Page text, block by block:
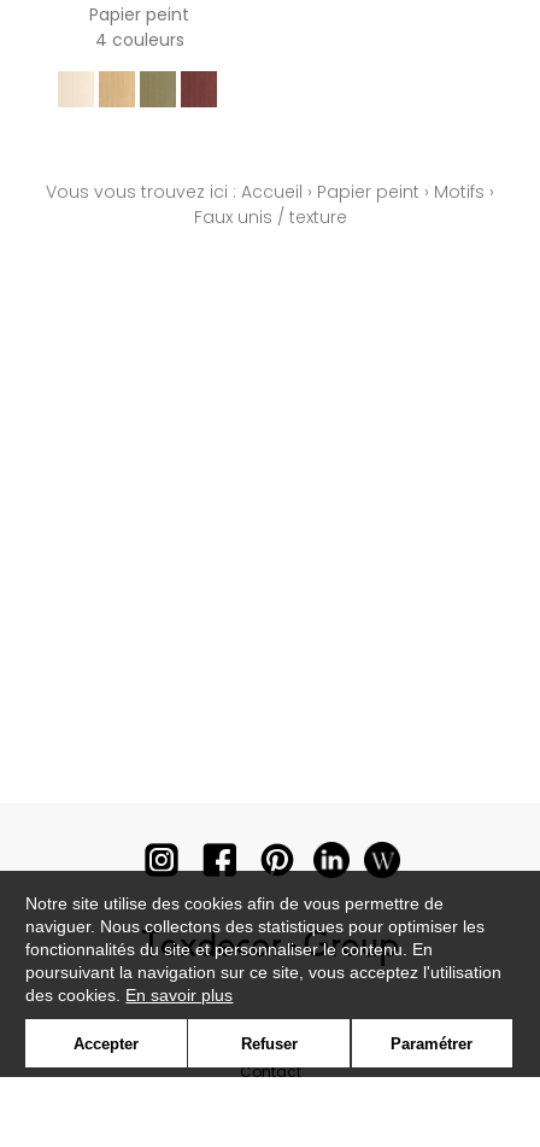
Papier peint
4 couleurs
Vous vous trouvez ici : Accueil › Papier peint › Motifs ›
Faux unis / texture
Contact
Notre site utilise des cookies afin de vous permettre de
naviguer. Nous collectons des statistiques pour optimiser les
fonctionnalités du site et personnaliser le contenu. En
poursuivant la navigation sur ce site, vous acceptez l'utilisation
des cookies. En savoir plus
Accepter Refuser Paramétrer